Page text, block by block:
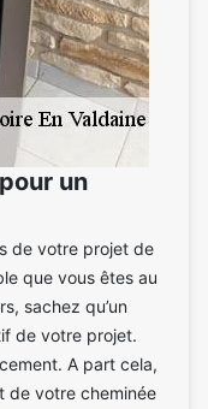
un
de votre projet de
que vous êtes au
sachez qu’un
de votre projet.
A part cela,
de votre cheminée